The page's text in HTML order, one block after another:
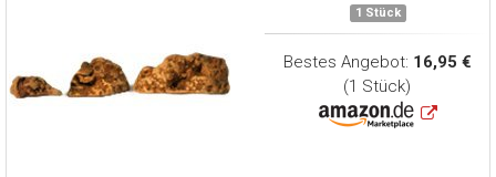
1 Stück
Bestes Angebot: 16,95 €
(1 Stück)